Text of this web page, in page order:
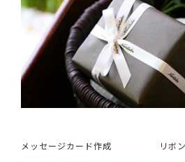
メッセージカード作成 リボン